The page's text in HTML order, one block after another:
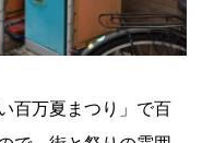
百万夏まつり」で百